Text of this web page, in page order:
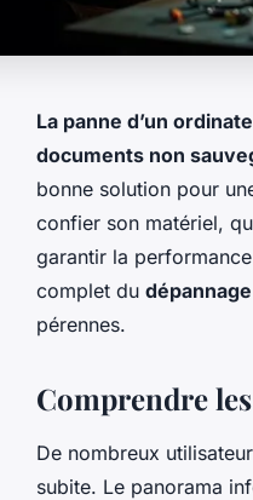
La panne d’un
documents non
bonne solution pour
confier son matériel,
garantir la
complet du
pérennes.
Comprendre
De nombreux
subite. Le panorama